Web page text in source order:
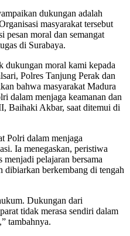
dukungan adalah
masyarakat tersebut
pesan moral dan semangat
di Surabaya.
dukungan moral kami kepada
Polres Tanjung Perak dan
bahwa masyarakat Madura
dalam menjaga keamanan dan
Baihaki Akbar, saat ditemui di
Polri dalam menjaga
Ia menegaskan, peristiwa
menjadi pelajaran bersama
dibiarkan berkembang di tengah
Dukungan dari
tidak merasa sendiri dalam
tambahnya.